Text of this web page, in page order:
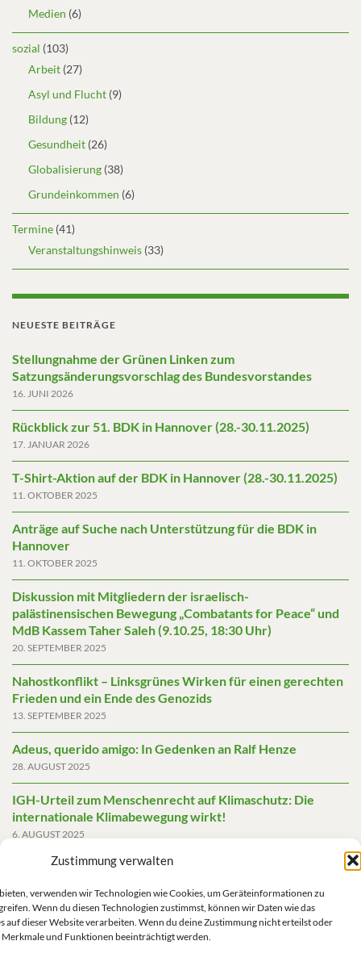
Zustimmung verwalten
verwenden wir Technologien wie Cookies, um Geräteinformationen zu
Wenn du diesen Technologien zustimmst, können wir Daten wie das
auf dieser Website verarbeiten. Wenn du deine Zustimmung nicht erteilst oder
und Funktionen beeinträchtigt werden.
Medien (6)
sozial (103)
Arbeit (27)
Asyl und Flucht (9)
Bildung (12)
Gesundheit (26)
Globalisierung (38)
Grundeinkommen (6)
Termine (41)
Veranstaltungshinweis (33)
NEUESTE BEITRÄGE
Stellungnahme der Grünen Linken zum
Satzungsänderungsvorschlag des Bundesvorstandes
16. JUNI 2026
Rückblick zur 51. BDK in Hannover (28.-30.11.2025)
17. JANUAR 2026
T-Shirt-Aktion auf der BDK in Hannover (28.-30.11.2025)
11. OKTOBER 2025
Anträge auf Suche nach Unterstützung für die BDK in
Hannover
11. OKTOBER 2025
Diskussion mit Mitgliedern der israelisch-
palästinensischen Bewegung „Combatants for Peace“ und
MdB Kassem Taher Saleh (9.10.25, 18:30 Uhr)
20. SEPTEMBER 2025
Nahostkonflikt – Linksgrünes Wirken für einen gerechten
Frieden und ein Ende des Genozids
13. SEPTEMBER 2025
Adeus, querido amigo: In Gedenken an Ralf Henze
28. AUGUST 2025
IGH-Urteil zum Menschenrecht auf Klimaschutz: Die
internationale Klimabewegung wirkt!
6. AUGUST 2025
Friedensgutachten 2025
Die AfD mit mehr Demokratie wegregieren
14. MAI 2025